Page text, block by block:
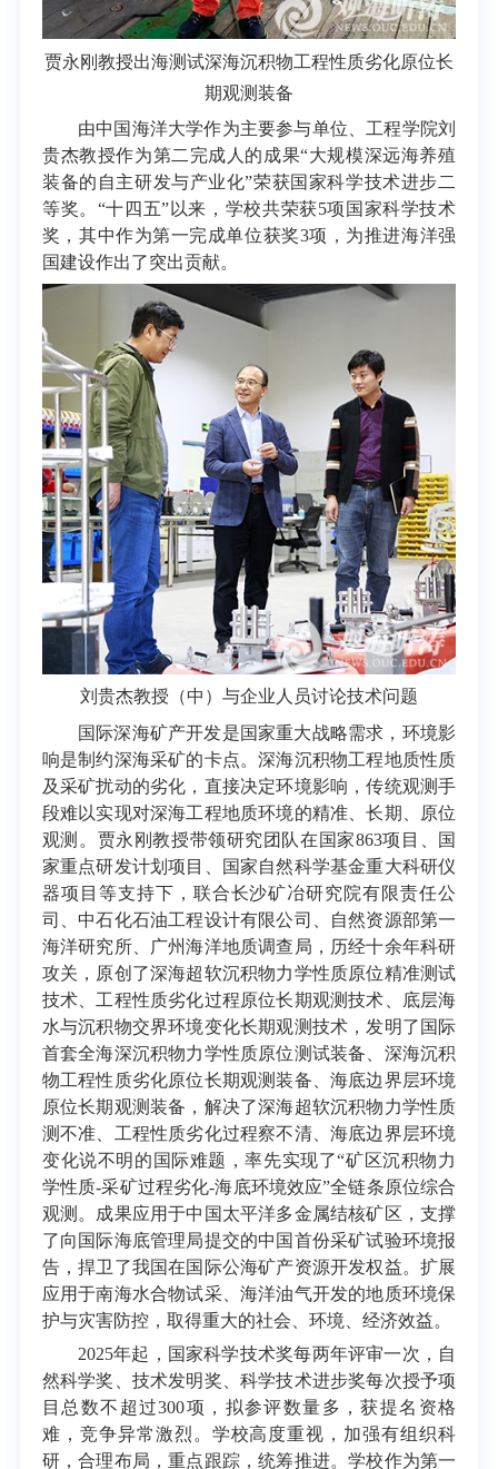
贾永刚教授出海测试深海沉积物工程性质劣化原位长
期观测装备
由中国海洋大学作为主要参与单位、工程学院刘
贵杰教授作为第二完成人的成果“大规模深远海养殖
装备的自主研发与产业化”荣获国家科学技术进步二
等奖。“十四五”以来，学校共荣获5项国家科学技术
奖，其中作为第一完成单位获奖3项，为推进海洋强
国建设作出了突出贡献。
刘贵杰教授（中）与企业人员讨论技术问题
国际深海矿产开发是国家重大战略需求，环境影
响是制约深海采矿的卡点。深海沉积物工程地质性质
及采矿扰动的劣化，直接决定环境影响，传统观测手
段难以实现对深海工程地质环境的精准、长期、原位
观测。贾永刚教授带领研究团队在国家863项目、国
家重点研发计划项目、国家自然科学基金重大科研仪
器项目等支持下，联合长沙矿冶研究院有限责任公
司、中石化石油工程设计有限公司、自然资源部第一
海洋研究所、广州海洋地质调查局，历经十余年科研
攻关，原创了深海超软沉积物力学性质原位精准测试
技术、工程性质劣化过程原位长期观测技术、底层海
水与沉积物交界环境变化长期观测技术，发明了国际
首套全海深沉积物力学性质原位测试装备、深海沉积
物工程性质劣化原位长期观测装备、海底边界层环境
原位长期观测装备，解决了深海超软沉积物力学性质
测不准、工程性质劣化过程察不清、海底边界层环境
变化说不明的国际难题，率先实现了“矿区沉积物力
学性质-采矿过程劣化-海底环境效应”全链条原位综合
观测。成果应用于中国太平洋多金属结核矿区，支撑
了向国际海底管理局提交的中国首份采矿试验环境报
告，捍卫了我国在国际公海矿产资源开发权益。扩展
应用于南海水合物试采、海洋油气开发的地质环境保
护与灾害防控，取得重大的社会、环境、经济效益。
2025年起，国家科学技术奖每两年评审一次，自
然科学奖、技术发明奖、科学技术进步奖每次授予项
目总数不超过300项，拟参评数量多，获提名资格
难，竞争异常激烈。学校高度重视，加强有组织科
研，合理布局，重点跟踪，统筹推进。学校作为第一